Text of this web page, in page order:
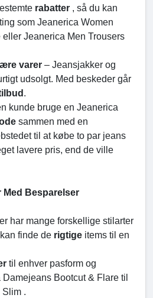
rabatter , så du kan
som Jeanerica Women
Jeanerica Men Trousers
varer – Jeansjakker og
udsolgt. Med beskeder går
.
kunde bruge en Jeanerica
sammen med en
til at købe to par jeans
lavere pris, end de ville
Besparelser
har mange forskellige stilarter
finde de rigtige items til en
til enhver pasform og
Bootcut & Flare til
.